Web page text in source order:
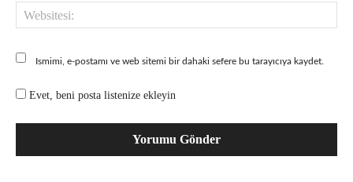
Ismimi, e-postamı ve web sitemi bir dahaki sefere bu tarayıcıya kaydet.
Evet, beni posta listenize ekleyin